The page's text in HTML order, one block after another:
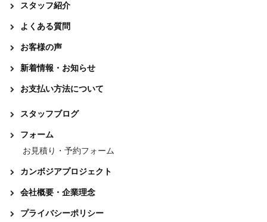
スタッフ紹介
よくある質問
お客様の声
新着情報・お知らせ
お支払い方法について
スタッフブログ
フォーム
お見積り・予約フォーム
カンボジアプロジェクト
会社概要・企業理念
プライバシーポリシー